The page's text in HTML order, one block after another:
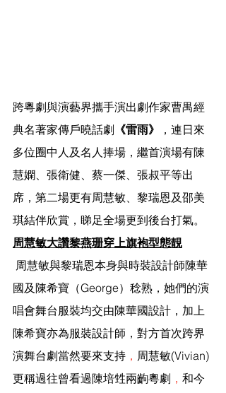
跨粵劇與演藝界攜手演出劇作家曹禺經
典名著家傳戶曉話劇 《雷雨》
，連日來
多位圈中人及名人捧場，繼首演場有陳
慧嫻、張衛健、蔡一傑、張叔平等出
席，第二場更有周慧敏、黎瑞恩及邵美
琪結伴欣賞，睇足全場更到後台打氣。
周慧敏大讚黎燕珊穿上旗袍型態靚
國及陳希寶（George）稔熟，她們的演
唱會舞台服裝均交由陳華國設計，加上
陳希寶亦為服裝設計師，對方首次跨界
演舞台劇當然要來支持 ， 周慧敏(Vivian)
更稱過往曾看過陳培甡兩齣粵劇 ， 和今